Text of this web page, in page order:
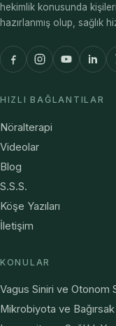
hekimlik konusunda
hazırlanmış olup, sağlık
HIZLI BAĞLANTILAR
Nöralterapi
Videolar
Blog
S.S.S.
Köşe Yazıları
İletişim
KONULAR
Vagus Siniri ve Otonom
Mikrobiyota ve Bağırsak